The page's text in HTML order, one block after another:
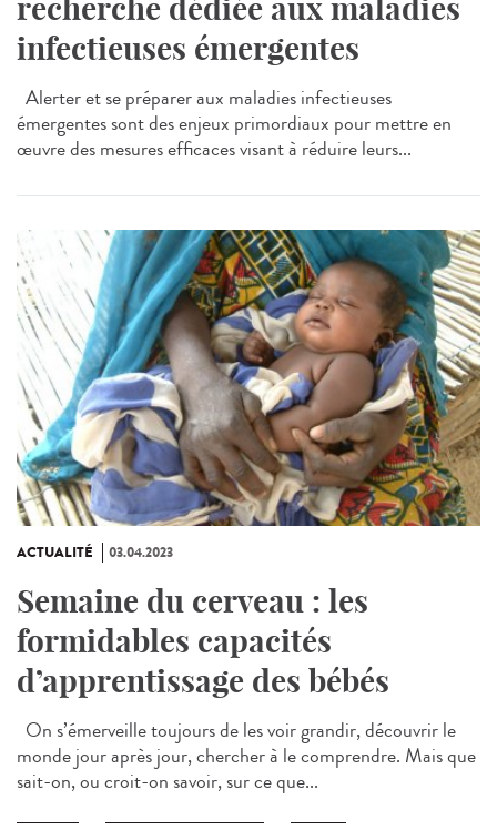
recherche dédiée aux maladies
infectieuses émergentes
Alerter et se préparer aux maladies infectieuses
émergentes sont des enjeux primordiaux pour mettre en
œuvre des mesures efficaces visant à réduire leurs...
ACTUALITÉ 03.04.2023
Semaine du cerveau : les
formidables capacités
d’apprentissage des bébés
On s’émerveille toujours de les voir grandir, découvrir le
monde jour après jour, chercher à le comprendre. Mais que
sait-on, ou croit-on savoir, sur ce que...